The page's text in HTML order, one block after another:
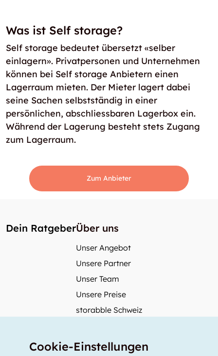
Was ist Self storage?
Self storage bedeutet übersetzt «selber
einlagern». Privatpersonen und Unternehmen
können bei Self storage Anbietern einen
Lagerraum mieten. Der Mieter lagert dabei
seine Sachen selbstständig in einer
persönlichen, abschliessbaren Lagerbox ein.
Während der Lagerung besteht stets Zugang
zum Lagerraum.
Zum Anbieter
Dein RatgeberÜber uns
Unser Angebot
Unsere Partner
Unser Team
Unsere Preise
storabble Schweiz
Mehr über storabble
Cookie-Einstellungen